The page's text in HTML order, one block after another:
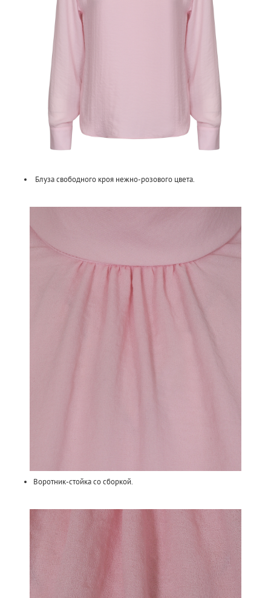
Блуза свободного кроя нежно-розового цвета.
Воротник-стойка со сборкой.